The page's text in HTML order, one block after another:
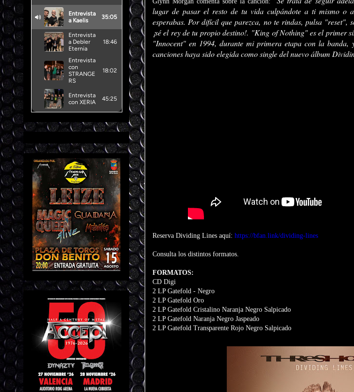
lugar de pasar el resto de tu vida culpándote a ti mismo o
esperabas. Por difícil que parezca, no te rindas, pulsa "reset",
¡sé el rey de tu propio destino!. "King of Nothing" es el primer
"Innocent" en 1994, durante mi primera etapa con la banda,
canciones haya sido elegida como single del nuevo álbum
Reserva Dividing Lines aquí: https://bfan.link/dividing-lines
Consulta los distintos formatos.
FORMATOS:
CD Digi
2 LP Gatefold - Negro
2 LP Gatefold Oro
2 LP Gatefold Cristalino Naranja Negro Salpicado
2 LP Gatefold Naranja Negro Jaspeado
2 LP Gatefold Transparente Rojo Negro Salpicado